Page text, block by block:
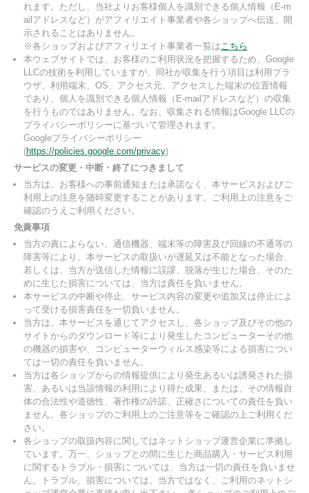
れます。ただし、当社よりお客様個人を識別できる個人情報（E-m
ailアドレスなど）がアフィリエイト事業者や各ショップへ伝送、開
示されることはありません。
※各ショップおよびアフィリエイト事業者一覧はこちら
本ウェブサイトでは、お客様のご利用状況を把握するため、Google
LLCの技術を利用していますが、同社が収集を行う項目は利用ブラ
ウザ、利用端末、OS、アクセス元、アクセスした端末の位置情報
であり、個人を識別できる個人情報（E-mailアドレスなど）の収集
を行うものではありません。なお、収集される情報はGoogle LLCの
プライバシーポリシーに基づいて管理されます。
Googleプライバシーポリシー
(https://policies.google.com/privacy)
サービスの変更・中断・終了につきまして
当方は、お客様への事前通知または承諾なく、本サービスおよびご
利用上の注意を随時変更することがあります。ご利用上の注意をご
確認のうえご利用ください。
免責事項
当方の責によらない、通信機器、端末等の障害及び回線の不通等の
障害等により、本サービスの取扱いが遅延又は不能となった場合、
若しくは、当方が送信した情報に誤謬、脱落が生じた場合、そのた
めに生じた損害については、当方は責任を負いません。
本サービスの中断や停止、サービス内容の変更や追加又は停止によ
って受ける損害責任を一切負いません。
当方は、本サービスを通じてアクセスし、各ショップ及びその他の
サイトからのダウンロード等により発生したコンピューターその他
の機器の損害や、コンピューターウィルス感染等による損害につい
ては一切の責任を負いません。
当方は各ショップからの情報提供により発生あるいは誘発された損
害、あるいは当該情報の利用により得た成果、または、その情報自
体の合法性や道徳性、著作権の許諾、正確さについての責任を負い
ません。各ショップのご利用上のご注意等をご確認の上ご利用くだ
さい。
各ショップの取扱内容に関してはネットショップ運営企業に準拠し
ています。万一、ショップとの間に生じた商品購入・サービス利用
に関するトラブル・損害に ついては、当方は一切の責任を負いませ
ん。トラブル、損害については、当方ではなく、ご利用のネットシ